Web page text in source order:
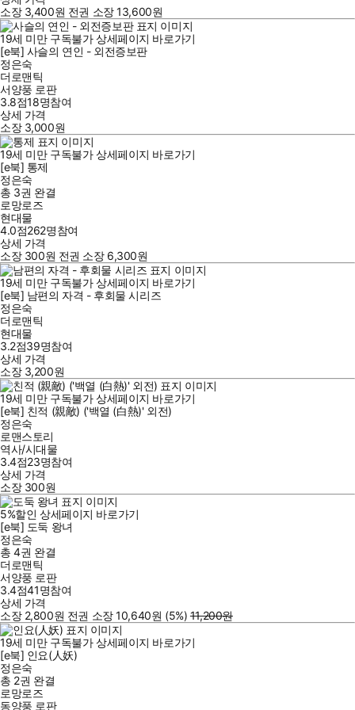
소장 3,400원 전권 소장13,600원
19세 미만 구독불가 상세페이지 바로가기
[e북] 사슬의 연인 - 외전증보판
정은숙
더로맨틱
서양풍 로판
3.8점18명참여
상세 가격
소장 3,000원
19세 미만 구독불가 상세페이지 바로가기
[e북] 통제
정은숙
총 3권 완결
로망로즈
현대물
4.0점262명참여
상세 가격
소장 300원 전권 소장 6,300원
19세 미만 구독불가 상세페이지 바로가기
[e북] 남편의 자격 - 후회물 시리즈
정은숙
더로맨틱
현대물
3.2점39명참여
상세 가격
소장 3,200원
19세 미만 구독불가 상세페이지 바로가기
[e북] 친적 (親敵) ('백열 (白熱)' 외전)
정은숙
로맨스토리
역사/시대물
3.4점23명참여
상세 가격
소장 300원
5%할인 상세페이지 바로가기
[e북] 도둑 왕녀
정은숙
총 4권 완결
더로맨틱
서양풍 로판
3.4점41명참여
상세 가격
소장 2,800원 전권 소장10,640원 (5%) 11,200원
19세 미만 구독불가 상세페이지 바로가기
[e북] 인요(人妖)
정은숙
총 2권 완결
로망로즈
동양풍 로판